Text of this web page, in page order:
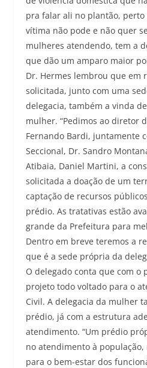
pra falar ali no plantão, perto
vítima não pode e não quer
mulheres atendendo, tem a
que dão um amparo maior
Dr. Hermes lembrou que em
solicitada, junto com uma
delegacia, também a vinda
mulher. “Pedimos ao diretor
Fernando Bardi, juntamente
Seccional, Dr. Sandro
Atibaia, Daniel Martini, a
solicitada a doação de um
captação de recursos
prédio. As tratativas estão
grande da Prefeitura para
Dentro em breve teremos a
que é a sede própria da
O delegado conta que com
projeto todo voltado para o
Civil. A delegacia da mulher
prédio, já com a estrutura
atendimento. “Um prédio
no atendimento à
para o bem-estar dos